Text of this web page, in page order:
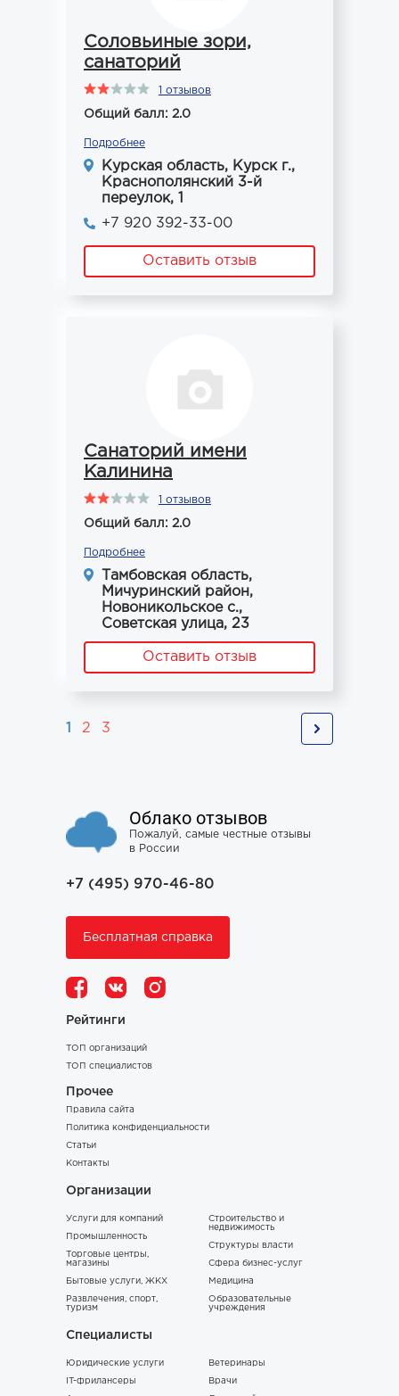
Соловьиные зори,
санаторий
1 отзывов
Общий балл: 2.0
Подробнее
Курская область, Курск г.,
Краснополянский 3-й
переулок, 1
+7 920 392-33-00
Оставить отзыв
Санаторий имени
Калинина
1 отзывов
Общий балл: 2.0
Подробнее
Тамбовская область,
Мичуринский район,
Новоникольское с.,
Советская улица, 23
Оставить отзыв
1 2 3
Облако отзывов
Пожалуй, самые честные отзывы
в России
+7 (495) 970-46-80
Бесплатная справка
Рейтинги
ТОП организаций
ТОП специалистов
Прочее
Правила сайта
Политика конфиденциальности
Статьи
Контакты
Организации
Услуги для компаний
Промышленность
Торговые центры,
магазины
Бытовые услуги, ЖКХ
Развлечения, спорт,
туризм
Строительство и
недвижимость
Структуры власти
Сфера бизнес-услуг
Медицина
Образовательные
учреждения
Специалисты
Юридические услуги
IT-фрилансеры
Ветеринары
Врачи